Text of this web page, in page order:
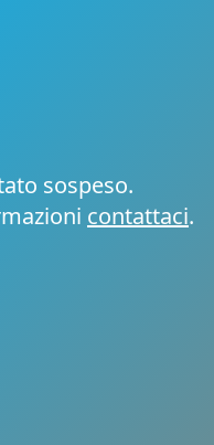
sospeso.
contattaci.